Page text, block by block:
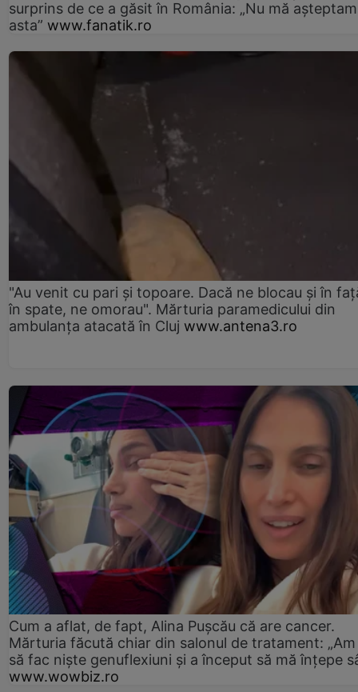
surprins de ce a găsit în România: „Nu mă
asta” www.fanatik.ro
"Au venit cu pari și topoare. Dacă ne blocau şi în
în spate, ne omorau". Mărturia paramedicului din
ambulanţa atacată în Cluj www.antena3.ro
Cum a aflat, de fapt, Alina Pușcău că are cancer.
Mărturia făcută chiar din salonul de tratament:
să fac niște genuflexiuni și a început să mă înțepe
www.wowbiz.ro